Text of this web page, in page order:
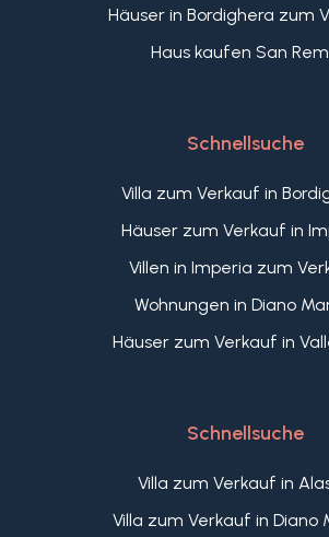
Häuser in Bordighera zum
Haus kaufen San
Schnellsuche
Villa zum Verkauf in
Häuser zum Verkauf in
Villen in Imperia zum
Wohnungen in Diano
Häuser zum Verkauf in
Schnellsuche
Villa zum Verkauf in
Villa zum Verkauf in Diano